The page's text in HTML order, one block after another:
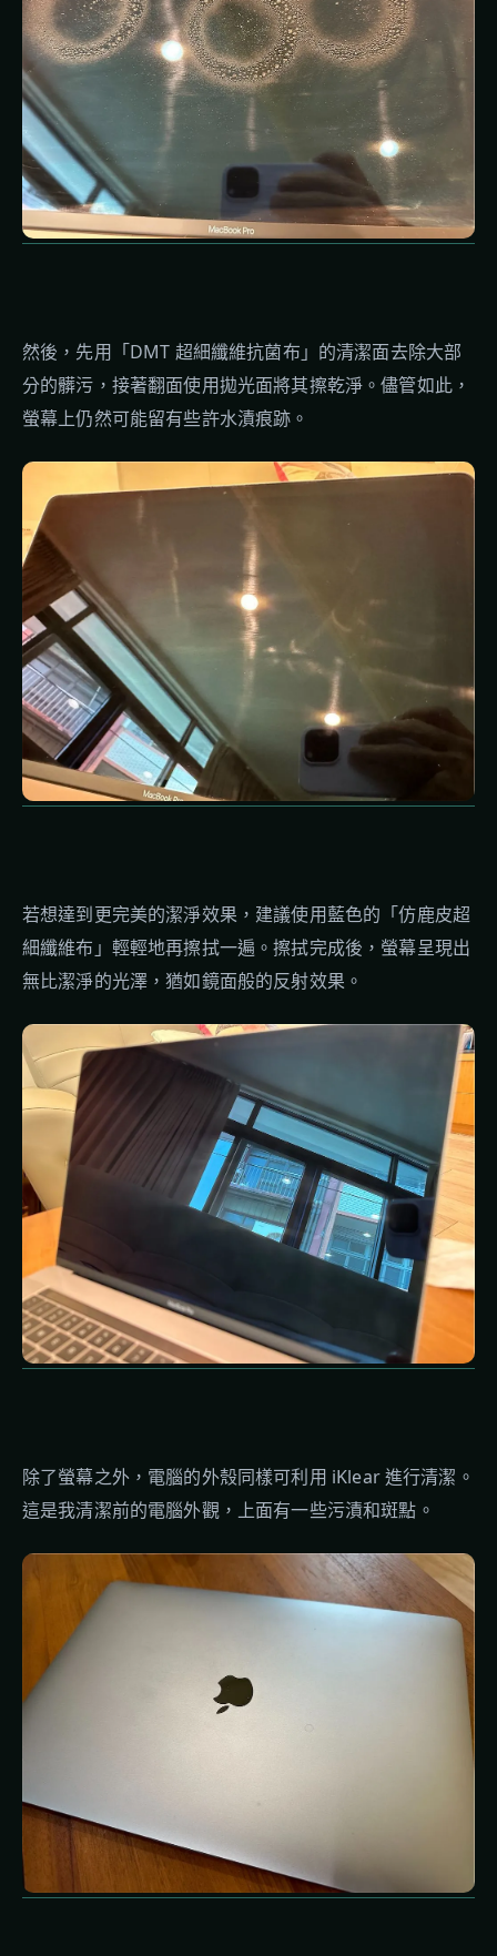
然後，先用「DMT 超細纖維抗菌布」的清潔面去除大部
分的髒污，接著翻面使用拋光面將其擦乾淨。儘管如此，
螢幕上仍然可能留有些許水漬痕跡。
若想達到更完美的潔淨效果，建議使用藍色的「仿鹿皮超
細纖維布」輕輕地再擦拭一遍。擦拭完成後，螢幕呈現出
無比潔淨的光澤，猶如鏡面般的反射效果。
除了螢幕之外，電腦的外殼同樣可利用 iKlear 進行清潔。
這是我清潔前的電腦外觀，上面有一些污漬和斑點。